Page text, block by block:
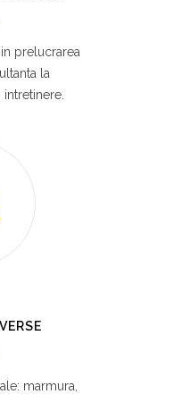
prelucrarea
la
marmura,